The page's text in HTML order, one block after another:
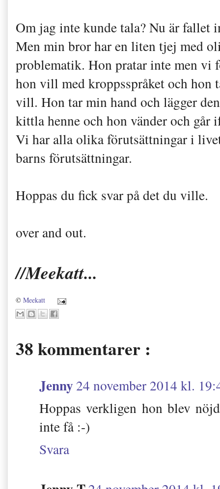
Om jag inte kunde tala? Nu är fallet
Men min bror har en liten tjej med
problematik. Hon pratar inte men vi
hon vill med kroppsspråket och hon
vill. Hon tar min hand och lägger
kittla henne och hon vänder och
Vi har alla olika förutsättningar i
barns förutsättningar.
Hoppas du fick svar på det du ville.
over and out.
//Meekatt...
© Meekatt
38 kommentarer :
Jenny 24 november 2014 kl.
Hoppas verkligen hon blev
inte få :-)
Svara